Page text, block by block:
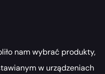
nam wybrać produkty,
w urządzeniach